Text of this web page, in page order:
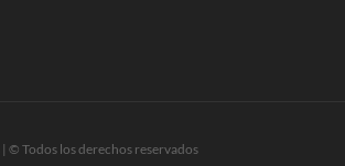
| © Todos los derechos reservados